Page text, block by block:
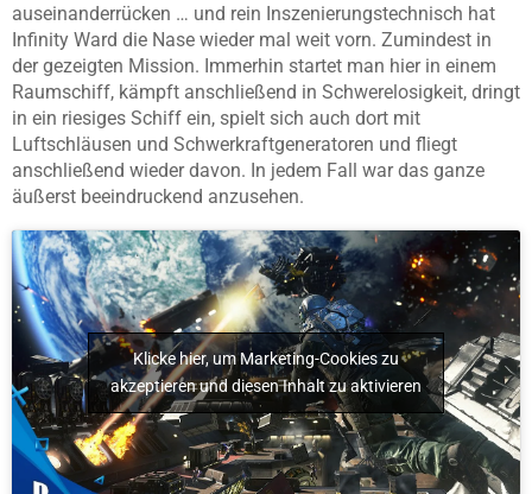
auseinanderrücken … und rein Inszenierungstechnisch hat
Infinity Ward die Nase wieder mal weit vorn. Zumindest in
der gezeigten Mission. Immerhin startet man hier in einem
Raumschiff, kämpft anschließend in Schwerelosigkeit, dringt
in ein riesiges Schiff ein, spielt sich auch dort mit
Luftschläusen und Schwerkraftgeneratoren und fliegt
anschließend wieder davon. In jedem Fall war das ganze
äußerst beeindruckend anzusehen.
Klicke hier, um Marketing-Cookies zu
akzeptieren und diesen Inhalt zu aktivieren